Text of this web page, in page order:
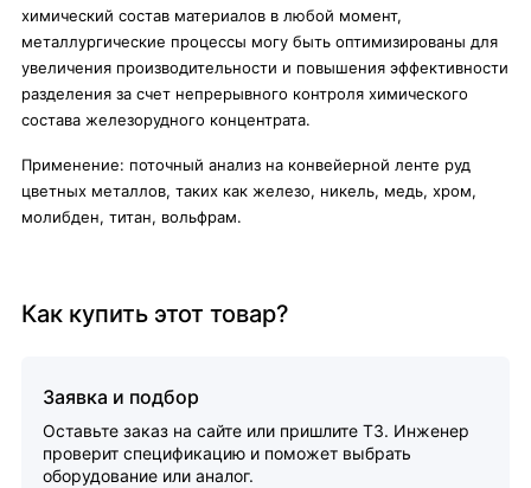
химический состав материалов в любой момент,
металлургические процессы могу быть оптимизированы для
увеличения производительности и повышения эффективности
разделения за счет непрерывного контроля химического
состава железорудного концентрата.
Применение: поточный анализ на конвейерной ленте руд
цветных металлов, таких как железо, никель, медь, хром,
молибден, титан, вольфрам.
Как купить этот товар?
Заявка и подбор
Оставьте заказ на сайте или пришлите ТЗ. Инженер
проверит спецификацию и поможет выбрать
оборудование или аналог.